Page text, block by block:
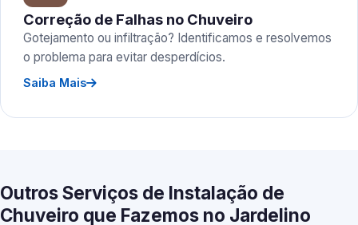
Correção de Falhas no Chuveiro
Gotejamento ou infiltração? Identificamos e resolvemos
o problema para evitar desperdícios.
Saiba Mais
Outros Serviços de Instalação de
Chuveiro que Fazemos no Jardelino